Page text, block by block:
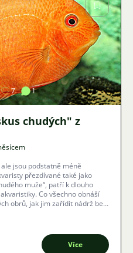
Obrázek
7 1
jsou podstatně méně
přezdívané také jako
muže“, patří k dlouho
Co všechno obnáší
obrů, jak jim zařídit nádrž bez
barevné varianty dnes
Více